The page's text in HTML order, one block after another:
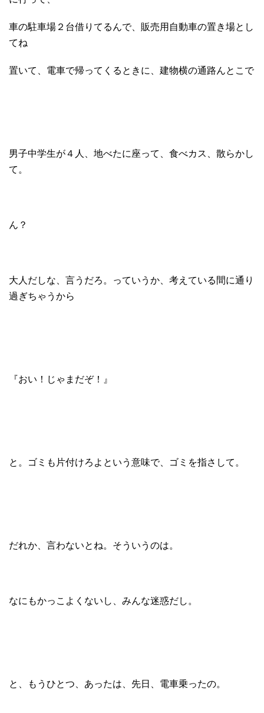
車の駐車場２台借りてるんで、販売用自動車の置き場とし
てね
置いて、電車で帰ってくるときに、建物横の通路んとこで
男子中学生が４人、地べたに座って、食べカス、散らかし
て。
ん？
大人だしな、言うだろ。っていうか、考えている間に通り
過ぎちゃうから
『おい！じゃまだぞ！』
と。ゴミも片付けろよという意味で、ゴミを指さして。
だれか、言わないとね。そういうのは。
なにもかっこよくないし、みんな迷惑だし。
と、もうひとつ、あったは、先日、電車乗ったの。